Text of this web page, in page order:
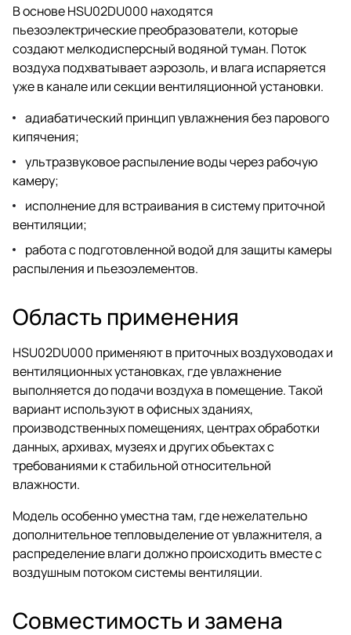
В основе HSU02DU000 находятся
пьезоэлектрические преобразователи, которые
создают мелкодисперсный водяной туман. Поток
воздуха подхватывает аэрозоль, и влага испаряется
уже в канале или секции вентиляционной установки.
адиабатический принцип увлажнения без парового
кипячения;
ультразвуковое распыление воды через рабочую
камеру;
исполнение для встраивания в систему приточной
вентиляции;
работа с подготовленной водой для защиты камеры
распыления и пьезоэлементов.
Область применения
HSU02DU000 применяют в приточных воздуховодах и
вентиляционных установках, где увлажнение
выполняется до подачи воздуха в помещение. Такой
вариант используют в офисных зданиях,
производственных помещениях, центрах обработки
данных, архивах, музеях и других объектах с
требованиями к стабильной относительной
влажности.
Модель особенно уместна там, где нежелательно
дополнительное тепловыделение от увлажнителя, а
распределение влаги должно происходить вместе с
воздушным потоком системы вентиляции.
Совместимость и замена